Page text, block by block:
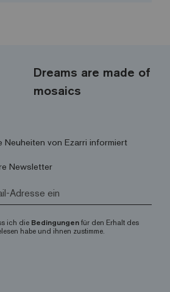
Dreams are made of
mosaics
Neuheiten von Ezarri informiert
Newsletter
ich die Bedingungen für den Erhalt des
habe und ihnen zustimme.